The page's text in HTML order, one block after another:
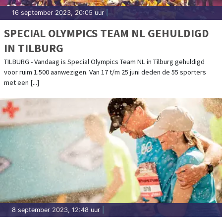
16 september 2023, 20:05 uur
SPECIAL OLYMPICS TEAM NL GEHULDIGD
IN TILBURG
TILBURG - Vandaag is Special Olympics Team NL in Tilburg gehuldigd
voor ruim 1.500 aanwezigen. Van 17 t/m 25 juni deden de 55 sporters
met een [...]
8 september 2023, 12:48 uur